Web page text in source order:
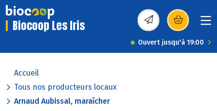
Biocoop Les Iris (s’ouvre dans une
Ouvert jusqu'à 19:00
Accueil
Tous nos producteurs locaux
Arnaud Aubissal, maraîcher